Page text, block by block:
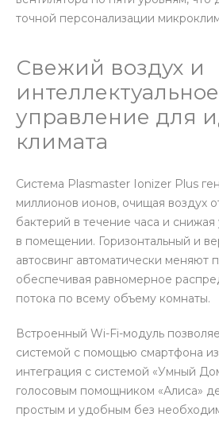
точной персонализации
Свежий воздух и
интеллектуальное
управление для
климата
Система Plasmaster Ionizer Plus
миллионов ионов, очищая воздух
бактерий в течение часа и снижая
в помещении. Горизонтальный и
автосвинг автоматически меняют
обеспечивая равномерное
потока по всему объему комнаты.
Встроенный Wi-Fi-модуль
системой с помощью смартфона
интеграция с системой «Умный
голосовым помощником «Алиса»
простым и удобным без